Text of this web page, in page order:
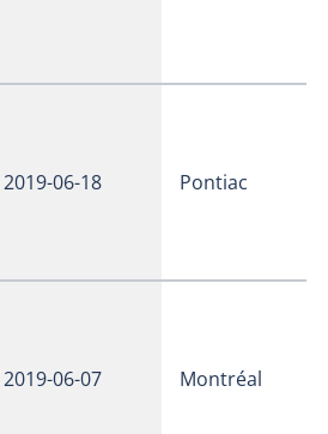
2019-06-18 Pontiac
2019-06-07 Montréal